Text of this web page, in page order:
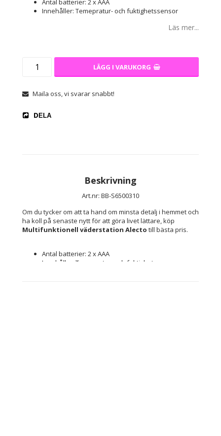
Innehåller: Temepratur- och fuktighetssensor
Läs mer...
LÄGG I VARUKORG
Maila oss, vi svarar snabbt!
DELA
Beskrivning
Art.nr: BB-S6500310
Om du tycker om att ta hand om minsta detalj i hemmet och
Multifunktionell väderstation Alecto till bästa pris.
Antal batterier: 2 x AAA
Innehåller: Temepratur- och fuktighetssensor